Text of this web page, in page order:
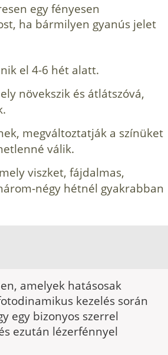
egy fényesen
ha bármilyen gyanús jelet
el 4-6 hét alatt.
növekszik és átlátszóvá,
megváltoztatják a színüket
válik.
viszket, fájdalmas,
négy hétnél gyakrabban
amelyek hatásosak
kezelés során
egy bizonyos szerrel
ezután lézerfénnyel